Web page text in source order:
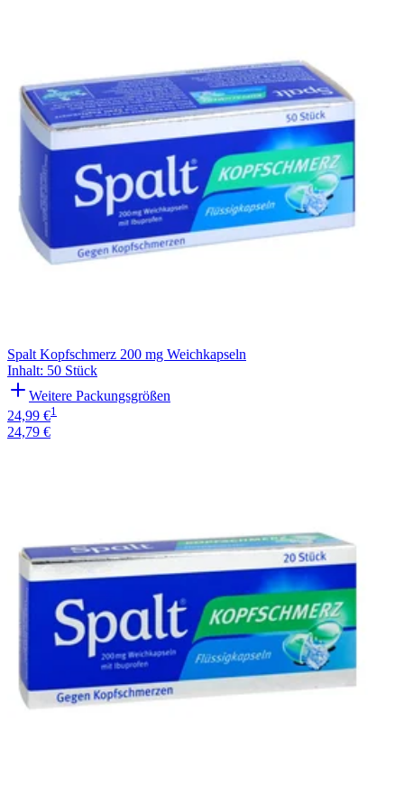
Spalt Kopfschmerz 200 mg Weichkapseln
Inhalt: 50 Stück
Weitere Packungsgrößen
24,99 €1
24,79 €